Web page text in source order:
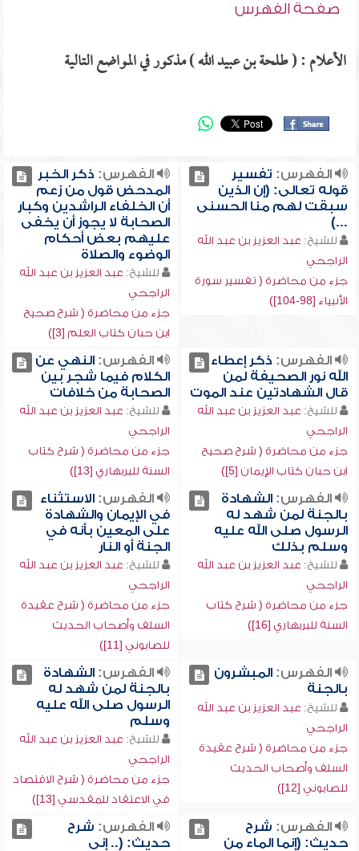
صفحة الفهرس
الأعلام : ( طلحة بن عبيد الله ) مذكور في المواضع التالية
الفهرس: تفسير
قوله تعالى: (إن الذين
سبقت لهم منا الحسنى
...)
للشيخ: عبد العزيز بن عبد الله
الراجحي
جزء من محاضرة ( تفسير سورة
الأنبياء [98-104])
الفهرس: ذكر الخبر
المدحض قول من زعم
أن الخلفاء الراشدين وكبار
الصحابة لا يجوز أن يخفى
عليهم بعض أحكام
الوضوء والصلاة
للشيخ: عبد العزيز بن عبد الله
الراجحي
جزء من محاضرة ( شرح صحيح
ابن حبان كتاب العلم [3])
الفهرس: ذكر إعطاء
الله نور الصحيفة لمن
قال الشهادتين عند الموت
للشيخ: عبد العزيز بن عبد الله
الراجحي
جزء من محاضرة ( شرح صحيح
ابن حبان كتاب الإيمان [5])
الفهرس:النهي عن
الكلام فيما شجر بين
الصحابة من خلافات
للشيخ: عبد العزيز بن عبد الله
الراجحي
جزء من محاضرة ( شرح كتاب
السنة للبربهاري [13])
الفهرس:الشهادة
بالجنة لمن شهد له
الرسول صلى الله عليه
وسلم بذلك
للشيخ: عبد العزيز بن عبد الله
الراجحي
جزء من محاضرة ( شرح كتاب
السنة للبربهاري [16])
الفهرس:الاستثناء
في الإيمان والشهادة
على المعين بأنه في
الجنة أو النار
للشيخ: عبد العزيز بن عبد الله
الراجحي
جزء من محاضرة ( شرح عقيدة
السلف وأصحاب الحديث
للصابوني [11])
الفهرس:المبشرون
بالجنة
للشيخ: عبد العزيز بن عبد الله
الراجحي
جزء من محاضرة ( شرح عقيدة
السلف وأصحاب الحديث
للصابوني [12])
الفهرس:الشهادة
بالجنة لمن شهد له
الرسول صلى الله عليه
وسلم
للشيخ: عبد العزيز بن عبد الله
الراجحي
جزء من محاضرة ( شرح الاقتصاد
في الاعتقاد للمقدسي [13])
الفهرس: شرح
حديث: (إنما الماء من
الفهرس: شرح
حديث: (.. إني